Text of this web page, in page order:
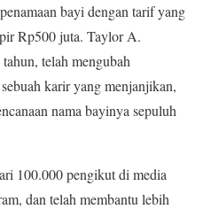
bayi dengan tarif yang
Rp500 juta. Taylor A.
telah mengubah
karir yang menjanjikan,
nama bayinya sepuluh
100.000 pengikut di media
dan telah membantu lebih